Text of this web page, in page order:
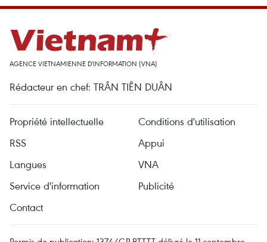
AGENCE VIETNAMIENNE D'INFORMATION (VNA)
Rédacteur en chef: TRÂN TIÊN DUÂN
Propriété intellectuelle
Conditions d'utilisation
RSS
Appui
Langues
VNA
Service d'information
Publicité
Contact